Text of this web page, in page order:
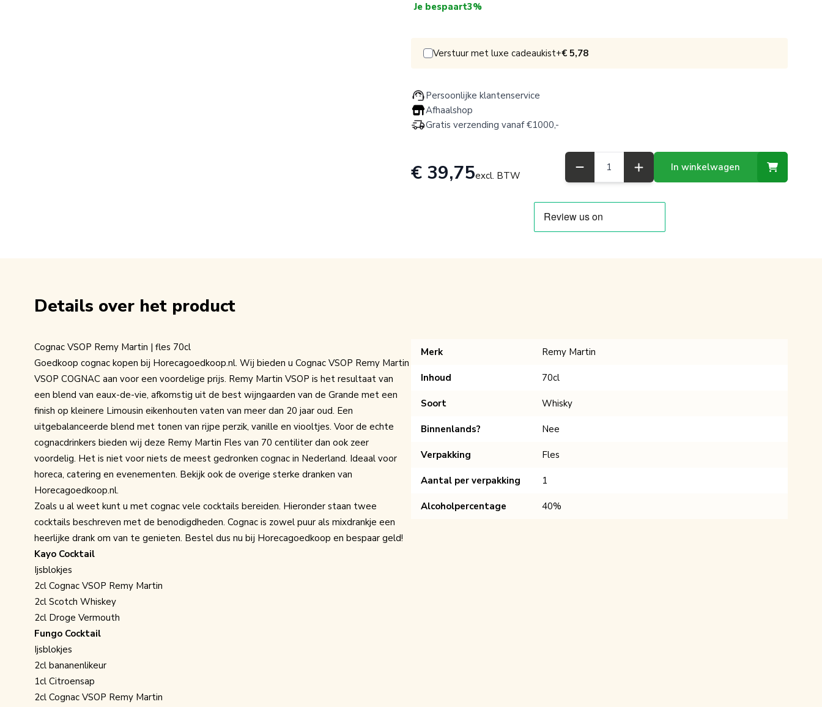
Je bespaart3%
Persoonlijke klantenservice
Afhaalshop
Gratis verzending vanaf €1000,-
Verstuur met luxe cadeaukist+€ 5,78
€ 39,75excl. BTW
In winkelwagen
Details over het product
Cognac VSOP Remy Martin | fles 70cl
Goedkoop cognac kopen bij Horecagoedkoop.nl. Wij bieden u Cognac VSOP Remy Martin
VSOP COGNAC aan voor een voordelige prijs. Remy Martin VSOP is het resultaat van
een blend van eaux-de-vie, afkomstig uit de best wijngaarden van de Grande met een
finish op kleinere Limousin eikenhouten vaten van meer dan 20 jaar oud. Een
uitgebalanceerde blend met tonen van rijpe perzik, vanille en viooltjes. Voor de echte
cognacdrinkers bieden wij deze Remy Martin Fles van 70 centiliter dan ook zeer
voordelig. Het is niet voor niets de meest gedronken cognac in Nederland. Ideaal voor
horeca, catering en evenementen. Bekijk ook de overige sterke dranken van
Horecagoedkoop.nl.
Zoals u al weet kunt u met cognac vele cocktails bereiden. Hieronder staan twee
cocktails beschreven met de benodigdheden. Cognac is zowel puur als mixdrankje een
heerlijke drank om van te genieten. Bestel dus nu bij Horecagoedkoop en bespaar geld!
Kayo Cocktail
Ijsblokjes
2cl Cognac VSOP Remy Martin
2cl Scotch Whiskey
2cl Droge Vermouth
Fungo Cocktail
Ijsblokjes
2cl bananenlikeur
1cl Citroensap
2cl Cognac VSOP Remy Martin
Merk Remy Martin
Inhoud 70cl
Soort Whisky
Binnenlands? Nee
Verpakking Fles
Aantal per verpakking 1
Alcoholpercentage 40%